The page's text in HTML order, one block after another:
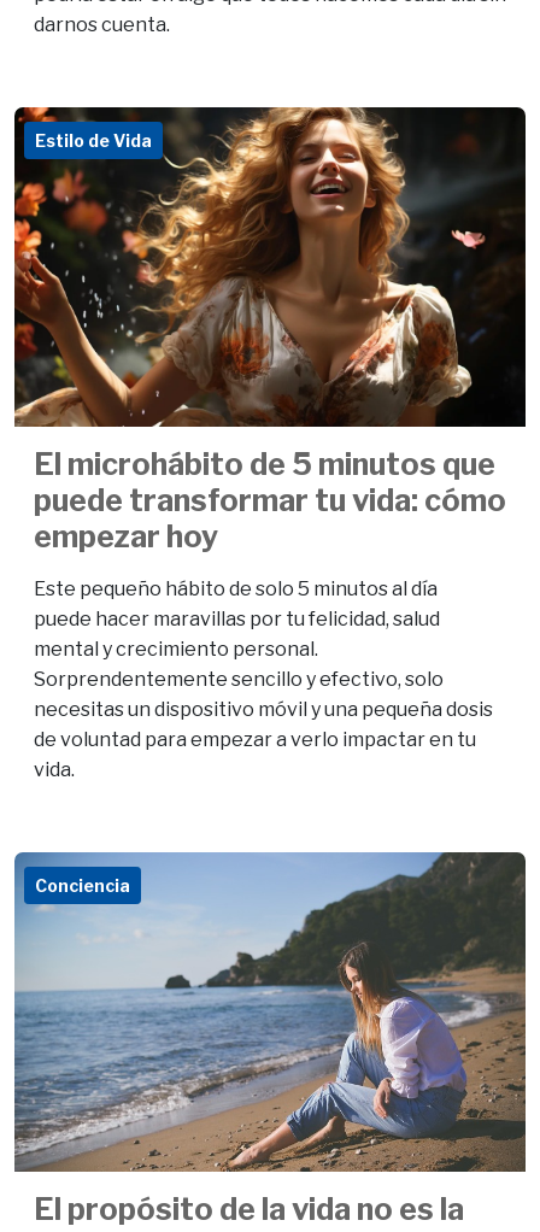
darnos cuenta.
Estilo de Vida
El microhábito de 5 minutos que
puede transformar tu vida: cómo
empezar hoy
Este pequeño hábito de solo 5 minutos al día
puede hacer maravillas por tu felicidad, salud
mental y crecimiento personal.
Sorprendentemente sencillo y efectivo, solo
necesitas un dispositivo móvil y una pequeña dosis
de voluntad para empezar a verlo impactar en tu
vida.
Conciencia
El propósito de la vida no es la